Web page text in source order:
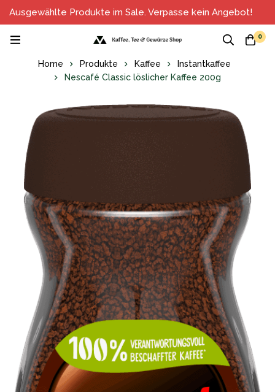
Ausgewählte Produkte im Sale. Verpasse kein Angebot!
0
Home Produkte Kaffee
Instantkaffee
Nescafé Classic löslicher Kaffee 200g